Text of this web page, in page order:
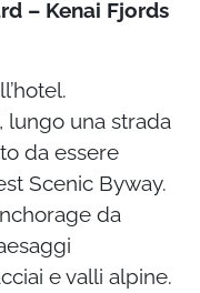
– Kenai Fjords
lungo una strada
da essere
Scenic Byway.
da
e valli alpine.